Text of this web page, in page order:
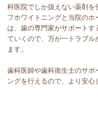
科医院でしか扱えない薬剤
フホワイトニングと当院の
は、歯の専門家がサポート
ていくので、万が一トラブル
ます。
歯科医師や歯科衛生士のサポ
ングを行えるので、より安心